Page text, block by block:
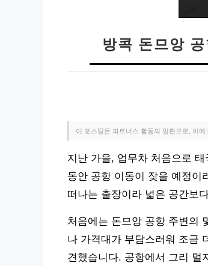
방콕 돈므앙
이 포스팅은 파트너스 활동의 일환으로, 이
지난 가을, 업무차 처음으로
동안 공항 이동이 잦을 예정이
떠나는 출장이라 넓은 공간보
처음에는 돈므앙 공항 주변의
나 가격대가 부담스러워 조금
견했습니다. 공항에서 그리 멀